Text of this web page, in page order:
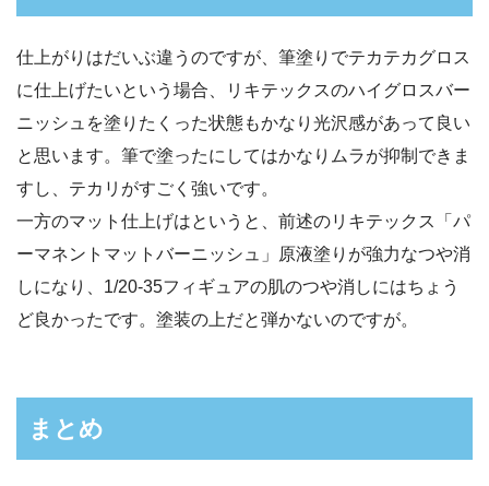
仕上がりはだいぶ違うのですが、筆塗りでテカテカグロス
に仕上げたいという場合、リキテックスのハイグロスバー
ニッシュを塗りたくった状態もかなり光沢感があって良い
と思います。筆で塗ったにしてはかなりムラが抑制できま
すし、テカリがすごく強いです。
一方のマット仕上げはというと、前述のリキテックス「パ
ーマネントマットバーニッシュ」原液塗りが強力なつや消
しになり、1/20-35フィギュアの肌のつや消しにはちょう
ど良かったです。塗装の上だと弾かないのですが。
まとめ